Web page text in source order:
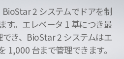
2 システムでドアを制
す。エレベータ 1 基につき最
き、BioStar 2 システムはエ
1,000 台まで管理できます。